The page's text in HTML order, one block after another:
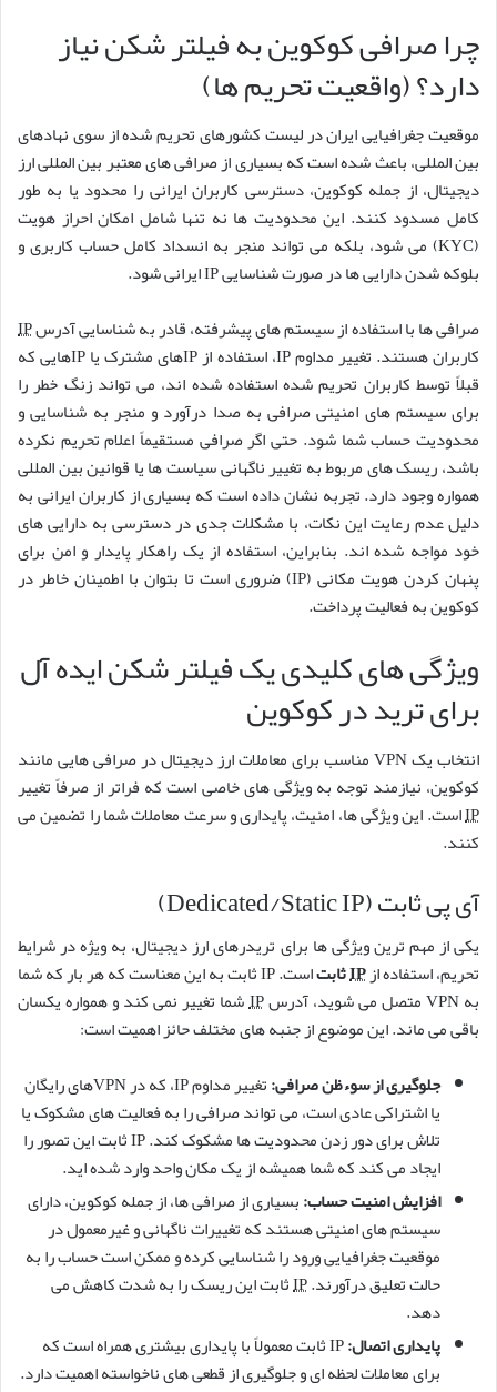
چرا صرافی کوکوین به فیلتر شکن نیاز
دارد؟ (واقعیت تحریم ها)
موقعیت جغرافیایی ایران در لیست کشورهای تحریم شده از سوی نهادهای
بین المللی، باعث شده است که بسیاری از صرافی های معتبر بین المللی ارز
دیجیتال، از جمله کوکوین، دسترسی کاربران ایرانی را محدود یا به طور
کامل مسدود کنند. این محدودیت ها نه تنها شامل امکان احراز هویت
(KYC) می شود، بلکه می تواند منجر به انسداد کامل حساب کاربری و
بلوکه شدن دارایی ها در صورت شناسایی IP ایرانی شود.
صرافی ها با استفاده از سیستم های پیشرفته، قادر به شناسایی آدرسIP
کاربران هستند. تغییر مداوم IP، استفاده از IPهای مشترک یا IPهایی که
قبلاً توسط کاربران تحریم شده استفاده شده اند، می تواند زنگ خطر را
برای سیستم های امنیتی صرافی به صدا درآورد و منجر به شناسایی و
محدودیت حساب شما شود. حتی اگر صرافی مستقیماً اعلام تحریم نکرده
باشد، ریسک های مربوط به تغییر ناگهانی سیاست ها یا قوانین بین المللی
همواره وجود دارد. تجربه نشان داده است که بسیاری از کاربران ایرانی به
دلیل عدم رعایت این نکات، با مشکلات جدی در دسترسی به دارایی های
خود مواجه شده اند. بنابراین، استفاده از یک راهکار پایدار و امن برای
پنهان کردن هویت مکانی (IP) ضروری است تا بتوان با اطمینان خاطر در
کوکوین به فعالیت پرداخت.
ویژگی های کلیدی یک فیلتر شکن ایده آل
برای ترید در کوکوین
انتخاب یک VPN مناسب برای معاملات ارز دیجیتال در صرافی هایی مانند
کوکوین، نیازمند توجه به ویژگی های خاصی است که فراتر از صرفاً تغییر
IPاست. این ویژگی ها، امنیت، پایداری و سرعت معاملات شما را تضمین می
کنند.
آی پی ثابت (Dedicated/Static IP)
یکی از مهم ترین ویژگی ها برای تریدرهای ارز دیجیتال، به ویژه در شرایط
تحریم، استفاده ازIPثابت
است. IP ثابت به این معناست که هر بار که شما
به VPN متصل می شوید، آدرس
IPشما تغییر نمی کند و همواره یکسان
باقی می ماند. این موضوع از جنبه های مختلف حائز اهمیت است:
جلوگیری از سوءظن صرافی:
تغییر مداوم IP، که در VPNهای رایگان
یا اشتراکی عادی است، می تواند صرافی را به فعالیت های مشکوک یا
تلاش برای دور زدن محدودیت ها مشکوک کند. IP ثابت این تصور را
ایجاد می کند که شما همیشه از یک مکان واحد وارد شده اید.
افزایش امنیت حساب:بسیاری از صرافی ها، از جمله کوکوین، دارای
سیستم های امنیتی هستند که تغییرات ناگهانی و غیرمعمول در
موقعیت جغرافیایی ورود را شناسایی کرده و ممکن است حساب را به
حالت تعلیق درآورند.IPثابت این ریسک را به شدت کاهش می
دهد.
پایداری اتصال:
IP ثابت معمولاً با پایداری بیشتری همراه است که
برای معاملات لحظه ای و جلوگیری از قطعی های ناخواسته اهمیت دارد.